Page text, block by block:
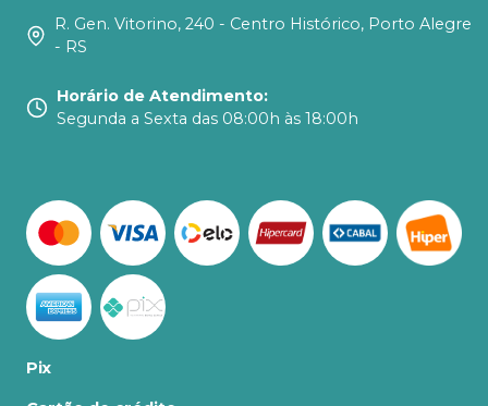
R. Gen. Vitorino, 240 - Centro Histórico, Porto Alegre
- RS
Horário de Atendimento:
Segunda a Sexta das 08:00h às 18:00h
Pix